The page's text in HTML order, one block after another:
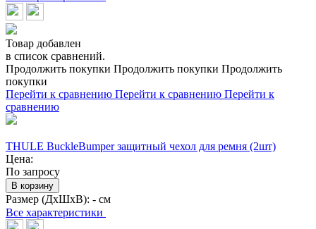
Товар добавлен
в список сравнений.
Продолжить покупки Продолжить покупки Продолжить
покупки
Перейти к сравнению Перейти к сравнению Перейти к
сравнению
THULE BuckleBumper защитный чехол для ремня (2шт)
Цена:
По запросу
В корзину
Размер (ДхШхВ): - см
Все характеристики